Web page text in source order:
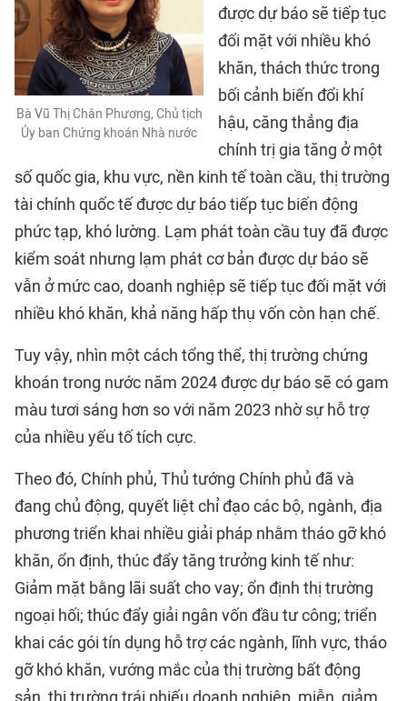
Bà Vũ Thị Chân Phương, Chủ tịch
Ủy ban Chứng khoán Nhà nước
được dự báo sẽ tiếp tục
đối mặt với nhiều khó
khăn, thách thức trong
bối cảnh biến đổi khí
hậu, căng thẳng địa
chính trị gia tăng ở một
số quốc gia, khu vực, nền kinh tế toàn cầu, thị trường
tài chính quốc tế được dự báo tiếp tục biến động
phức tạp, khó lường. Lạm phát toàn cầu tuy đã được
kiểm soát nhưng lạm phát cơ bản được dự báo sẽ
vẫn ở mức cao, doanh nghiệp sẽ tiếp tục đối mặt với
nhiều khó khăn, khả năng hấp thụ vốn còn hạn chế.
Tuy vậy, nhìn một cách tổng thể, thị trường chứng
khoán trong nước năm 2024 được dự báo sẽ có gam
màu tươi sáng hơn so với năm 2023 nhờ sự hỗ trợ
của nhiều yếu tố tích cực.
Theo đó, Chính phủ, Thủ tướng Chính phủ đã và
đang chủ động, quyết liệt chỉ đạo các bộ, ngành, địa
phương triển khai nhiều giải pháp nhằm tháo gỡ khó
khăn, ổn định, thúc đẩy tăng trưởng kinh tế như:
Giảm mặt bằng lãi suất cho vay; ổn định thị trường
ngoại hối; thúc đẩy giải ngân vốn đầu tư công; triển
khai các gói tín dụng hỗ trợ các ngành, lĩnh vực, tháo
gỡ khó khăn, vướng mắc của thị trường bất động